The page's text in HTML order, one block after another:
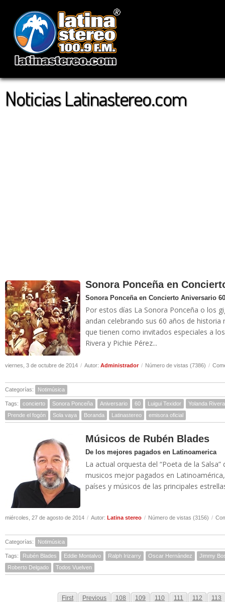
Noticias Latinastereo.com
Sonora Ponceña en
Sonora Ponceña en Concierto Aniversario 60
Por estos días La Sonora Ponceña o los
andan celebrando sus 60 años de
que tienen como invitados especiales a
Rivera y Pichie Pérez...
viernes, 3 de octubre de 2014 / Autor: Administrador / Número de vistas (7386) /
Categorías: Notimúsica
Tags: concierto Sonora Ponceña Aniversario 60 Luigui Texidor
Yolanda Rivera
Prende el fogón
Sola vaya Boranda Latinastereo emisora oficial
Músicos de Rubén Blades
De los mejores pagados en Latinoamerica
La actual orquesta del “Poeta de la
musicos mejor pagados en
países y músicos de las principales
miércoles, 27 de agosto de 2014 / Autor: Latina stereo / Número de vistas (3156) /
Categorías: Notimúsica
Tags: Rubén Blades Eddie Montalvo Ralph Irizarry Oscar Hernández
Jimmy
Roberto Delgado
Todos Vuelven
First Previous 108 109 110 111 112 113